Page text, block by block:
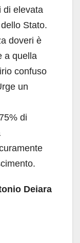
di elevata
Stato.
doveri è
a quella
confuso
un
di
Deiara